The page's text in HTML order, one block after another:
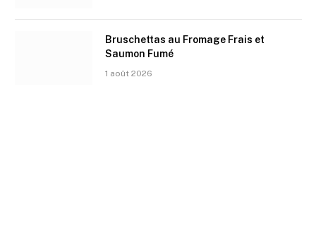
Bruschettas au Fromage Frais et
Saumon Fumé
1 août 2026